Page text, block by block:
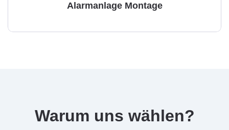
Alarmanlage Montage
Warum uns wählen?